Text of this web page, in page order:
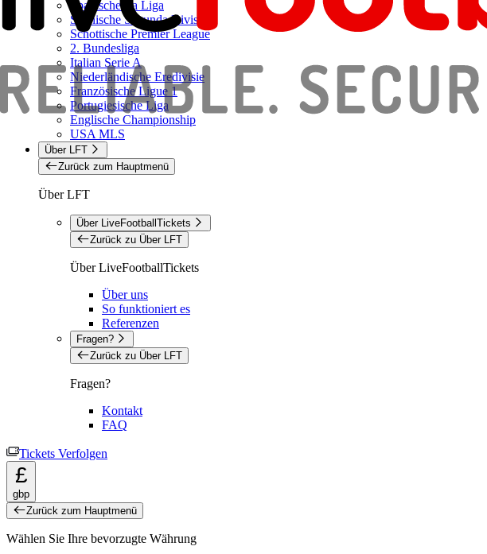
Spanische La Liga
Spanische Segunda Division
Schottische Premier League
2. Bundesliga
Italian Serie A
Niederländische Eredivisie
Französische Ligue 1
Portugiesische Liga
Englische Championship
USA MLS
Über LFT
Zurück zum Hauptmenü
Über LFT
Über LiveFootballTickets
Zurück zu Über LFT
Über LiveFootballTickets
Über uns
So funktioniert es
Referenzen
Fragen?
Zurück zu Über LFT
Fragen?
Kontakt
FAQ
Tickets Verfolgen
£
gbp
Zurück zum Hauptmenü
Wählen Sie Ihre bevorzugte Währung